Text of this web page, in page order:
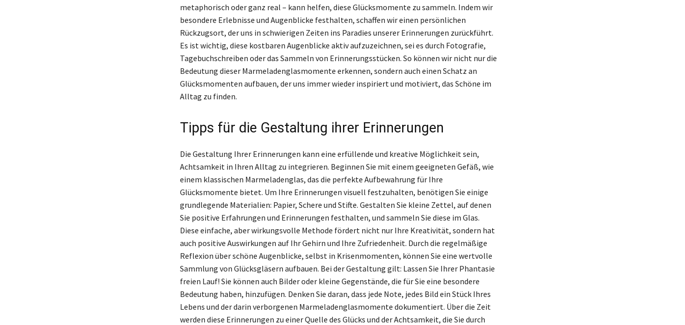
metaphorisch oder ganz real – kann helfen, diese Glücksmomente zu sammeln. Indem wir
besondere Erlebnisse und Augenblicke festhalten, schaffen wir einen persönlichen
Rückzugsort, der uns in schwierigen Zeiten ins Paradies unserer Erinnerungen zurückführt.
Es ist wichtig, diese kostbaren Augenblicke aktiv aufzuzeichnen, sei es durch Fotografie,
Tagebuchschreiben oder das Sammeln von Erinnerungsstücken. So können wir nicht nur die
Bedeutung dieser Marmeladenglasmomente erkennen, sondern auch einen Schatz an
Glücksmomenten aufbauen, der uns immer wieder inspiriert und motiviert, das Schöne im
Alltag zu finden.
Tipps für die Gestaltung ihrer Erinnerungen
Die Gestaltung Ihrer Erinnerungen kann eine erfüllende und kreative Möglichkeit sein,
Achtsamkeit in Ihren Alltag zu integrieren. Beginnen Sie mit einem geeigneten Gefäß, wie
einem klassischen Marmeladenglas, das die perfekte Aufbewahrung für Ihre
Glücksmomente bietet. Um Ihre Erinnerungen visuell festzuhalten, benötigen Sie einige
grundlegende Materialien: Papier, Schere und Stifte. Gestalten Sie kleine Zettel, auf denen
Sie positive Erfahrungen und Erinnerungen festhalten, und sammeln Sie diese im Glas.
Diese einfache, aber wirkungsvolle Methode fördert nicht nur Ihre Kreativität, sondern hat
auch positive Auswirkungen auf Ihr Gehirn und Ihre Zufriedenheit. Durch die regelmäßige
Reflexion über schöne Augenblicke, selbst in Krisenmomenten, können Sie eine wertvolle
Sammlung von Glücksgläsern aufbauen. Bei der Gestaltung gilt: Lassen Sie Ihrer Phantasie
freien Lauf! Sie können auch Bilder oder kleine Gegenstände, die für Sie eine besondere
Bedeutung haben, hinzufügen. Denken Sie daran, dass jede Note, jedes Bild ein Stück Ihres
Lebens und der darin verborgenen Marmeladenglasmomente dokumentiert. Über die Zeit
werden diese Erinnerungen zu einer Quelle des Glücks und der Achtsamkeit, die Sie durch